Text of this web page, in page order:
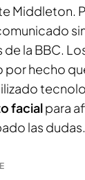
Middleton.
la BBC.
por hecho
facialpara
las dudas.